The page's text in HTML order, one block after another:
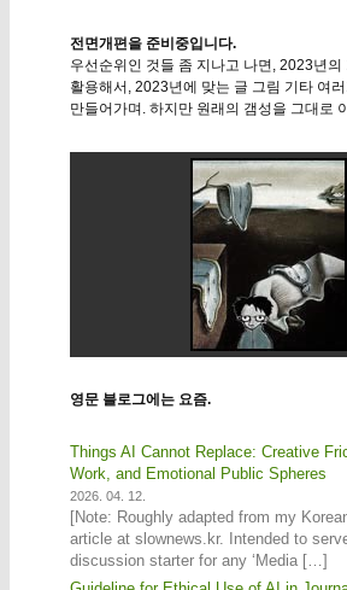
전면개편을 준비중입니다.
우선순위인 것들 좀 지나고 나면, 2023년의
활용해서, 2023년에 맞는 글 그림 기타 여
만들어가며. 하지만 원래의 갬성을 그대로
영문 블로그에는 요즘.
Things AI Cannot Replace: Creative
Work, and Emotional Public Spheres
2026. 04. 12.
[Note: Roughly adapted from my
article at slownews.kr. Intended to
discussion starter for any ‘Media […]